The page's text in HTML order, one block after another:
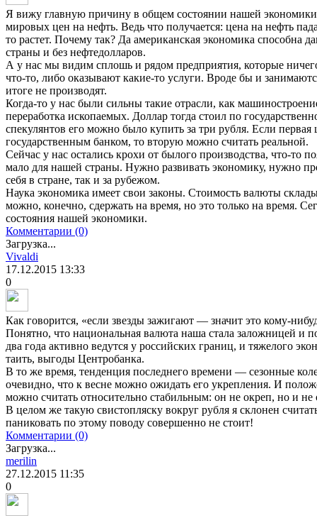
Я вижу главную причину в общем состоянии нашей
мировых цен на нефть. Ведь что получается: цена на нефть
то растет. Почему так? Да американская экономика способна
страны и без нефтедолларов.
А у нас мы видим сплошь и рядом предприятия, которые
что-то, либо оказывают какие-то услуги. Вроде бы и
итоге не производят.
Когда-то у нас были сильны такие отрасли, как
переработка ископаемых. Доллар тогда стоил по
спекулянтов его можно было купить за три рубля. Если первая
государственным банком, то вторую можно считать реальной.
Сейчас у нас остались крохи от былого производства, что-то
мало для нашей страны. Нужно развивать экономику, нужно
себя в стране, так и за рубежом.
Наука экономика имеет свои законы. Стоимость валюты
можно, конечно, сдержать на время, но это только на время.
состояния нашей экономики.
Комментарии (0)
Загрузка...
Vivaldi
17.12.2015 13:33
0
Как говорится, «если звезды зажигают — значит это кому-
Понятно, что национальная валюта наша стала заложницей и
два года активно ведутся у российских границ, и тяжелого
таить, выгоды Центробанка.
В то же время, тенденция последнего времени — сезонные
очевидно, что к весне можно ожидать его укрепления. И
можно считать относительно стабильным: он не окреп, но и не
В целом же такую свистопляску вокруг рубля я склонен
паниковать по этому поводу совершенно не стоит!
Комментарии (0)
Загрузка...
merilin
27.12.2015 11:35
0